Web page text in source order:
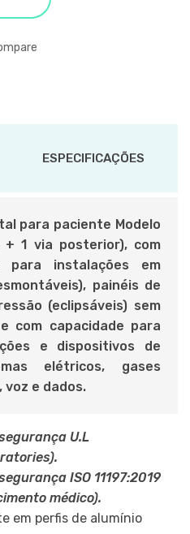
ESPECIFICAÇÕES
para paciente Modelo
1 via posterior), com
para instalações em
painéis de
(eclipsáveis) sem
com capacidade para
e dispositivos de
elétricos, gases
voz e dados.
U.L
ISO 11197:2019
médico).
em perfis de alumínio